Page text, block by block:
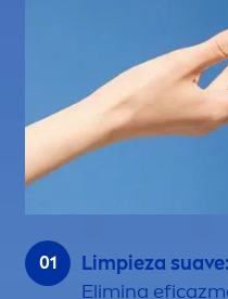
Limpieza suave:
Elimina eficaz